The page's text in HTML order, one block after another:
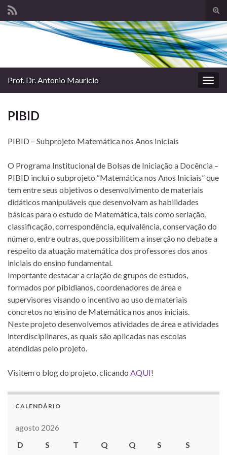
de
Search for:
Prof. Dr. Antonio Mauricio
PIBID
PIBID – Subprojeto Matemática nos Anos Iniciais
O Programa Institucional de Bolsas de Iniciação a Docência –
PIBID inclui o subprojeto “Matemática nos Anos Iniciais” que
tem entre seus objetivos o desenvolvimento de materiais
didáticos manipuláveis que desenvolvam as habilidades
básicas para o estudo de Matemática, tais como seriação,
classificação, correspondência, equivalência, conservação do
número, entre outras, que possibilitem a inserção no debate a
respeito da atuação matemática dos professores dos anos
iniciais do ensino fundamental.
Importante destacar a criação de grupos de estudos,
formados por pibidianos, coordenadores de área e
supervisores visando o incentivo ao uso de materiais
concretos no ensino de Matemática nos anos iniciais.
Neste projeto desenvolvemos atividades de área e atividades
interdisciplinares, as quais são aplicadas nas escolas
atendidas pelo projeto.
Visitem o blog do projeto, clicando AQUI!
CALENDÁRIO
agosto 2026
D
S T Q Q S
S